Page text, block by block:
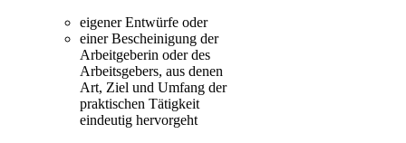
eigener Entwürfe oder
einer Bescheinigung der
Arbeitgeberin oder des
Arbeitsgebers, aus denen
Art, Ziel und Umfang der
praktischen Tätigkeit
eindeutig hervorgeht